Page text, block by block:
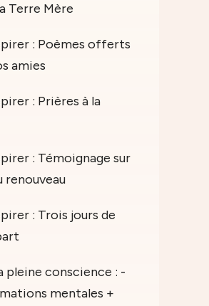
Terre Mère
: Poèmes offerts
amies
: Prières à la
: Témoignage sur
renouveau
: Trois jours de
pleine conscience : -
mentales +